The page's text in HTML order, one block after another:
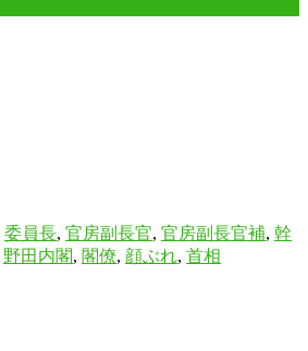
委員長, 官房副長官, 官房副長官補, 幹
野田内閣, 閣僚, 顔ぶれ, 首相